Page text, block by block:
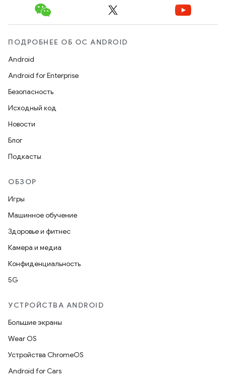
ПОДРОБНЕЕ ОБ ОС ANDROID
Android
Android for Enterprise
Безопасность
Исходный код
Новости
Блог
Подкасты
ОБЗОР
Игры
Машинное обучение
Здоровье и фитнес
Камера и медиа
Конфиденциальность
5G
УСТРОЙСТВА ANDROID
Большие экраны
Wear OS
Устройства ChromeOS
Android for Cars